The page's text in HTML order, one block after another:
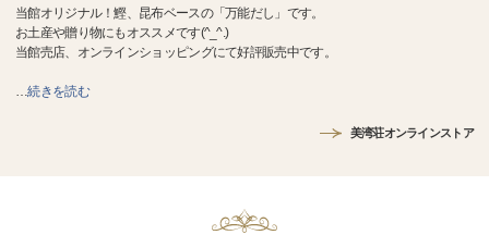
当館オリジナル！鰹、昆布ベースの「万能だし」です。
お土産や贈り物にもオススメです(^_^.)
当館売店、オンラインショッピングにて好評販売中です。
…続きを読む
美湾荘オンラインストア